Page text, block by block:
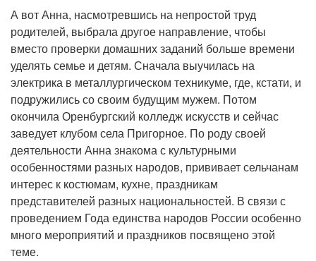
А вот Анна, насмотревшись на непростой труд
родителей, выбрала другое направление, чтобы
вместо проверки домашних заданий больше времени
уделять семье и детям. Сначала выучилась на
электрика в металлургическом техникуме, где, кстати, и
подружились со своим будущим мужем. Потом
окончила Оренбургский колледж искусств и сейчас
заведует клубом села Пригорное. По роду своей
деятельности Анна знакома с культурными
особенностями разных народов, прививает сельчанам
интерес к костюмам, кухне, праздникам
представителей разных национальностей. В связи с
проведением Года единства народов России особенно
много мероприятий и праздников посвящено этой
теме.